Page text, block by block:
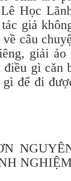
Học
giả
câu
giải
gì căn
để đi